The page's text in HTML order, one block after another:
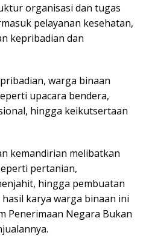
organisasi dan tugas
pelayanan kesehatan,
kepribadian dan
warga binaan
upacara bendera,
hingga keikutsertaan
kemandirian melibatkan
pertanian,
hingga pembuatan
karya warga binaan ini
Penerimaan Negara Bukan